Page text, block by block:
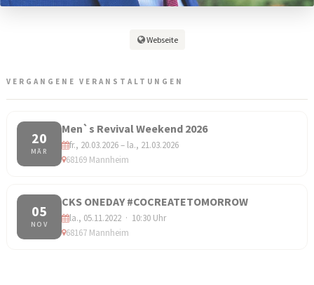
Webseite
VERGANGENE VERANSTALTUNGEN
20
MÄR
Men`s Revival Weekend 2026
fr., 20.03.2026 – la., 21.03.2026
68169 Mannheim
05
NOV
CKS ONEDAY #COCREATETOMORROW
la., 05.11.2022 · 10:30 Uhr
68167 Mannheim